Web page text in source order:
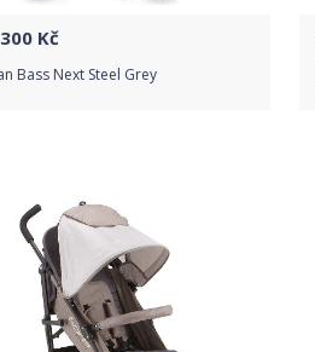
Kč
Bass Next Steel Grey
Detail produktu